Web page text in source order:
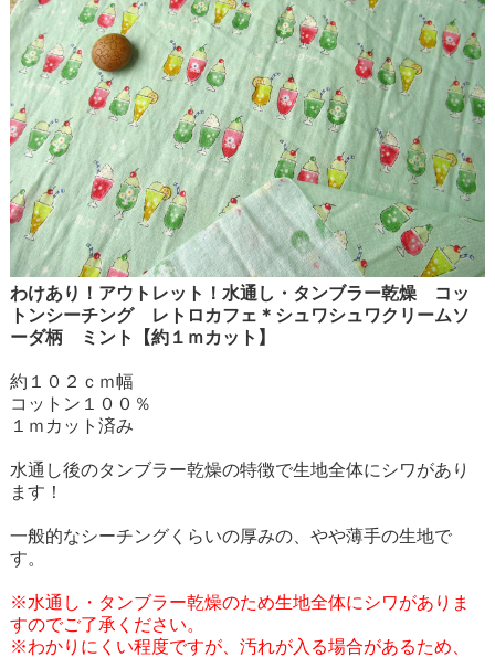
わけあり！アウトレット！水通し・タンブラー乾燥 コッ
トンシーチング レトロカフェ＊シュワシュワクリームソ
ーダ柄 ミント【約１ｍカット】
約１０２ｃｍ幅
コットン１００％
１ｍカット済み
水通し後のタンブラー乾燥の特徴で生地全体にシワがあり
ます！
一般的なシーチングくらいの厚みの、やや薄手の生地で
す。
※水通し・タンブラー乾燥のため生地全体にシワがありま
すのでご了承ください。
※わかりにくい程度ですが、汚れが入る場合があるため、